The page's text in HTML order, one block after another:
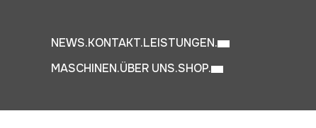
NEWS.KONTAKT.LEISTUNGEN.
MASCHINEN.ÜBER UNS.SHOP.